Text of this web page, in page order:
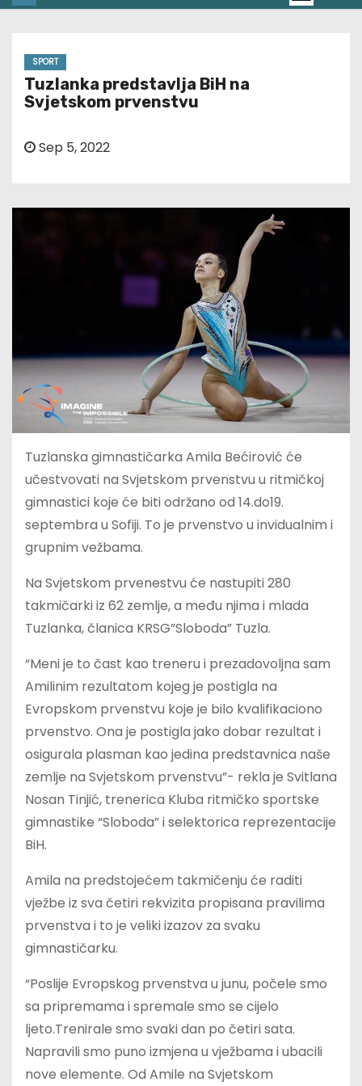
SPORT
Tuzlanka predstavlja BiH na
Svjetskom prvenstvu
Sep 5, 2022
Tuzlanska gimnastičarka Amila Bećirović će
učestvovati na Svjetskom prvenstvu u ritmičkoj
gimnastici koje će biti održano od 14.do19.
septembra u Sofiji. To je prvenstvo u invidualnim i
grupnim vežbama.
Na Svjetskom prvenestvu će nastupiti 280
takmičarki iz 62 zemlje, a među njima i mlada
Tuzlanka, članica KRSG”Sloboda” Tuzla.
“Meni je to čast kao treneru i prezadovoljna sam
Amilinim rezultatom kojeg je postigla na
Evropskom prvenstvu koje je bilo kvalifikaciono
prvenstvo. Ona je postigla jako dobar rezultat i
osigurala plasman kao jedina predstavnica naše
zemlje na Svjetskom prvenstvu”- rekla je Svitlana
Nosan Tinjić, trenerica Kluba ritmičko sportske
gimnastike “Sloboda” i selektorica reprezentacije
BiH.
Amila na predstojećem takmičenju će raditi
vježbe iz sva četiri rekvizita propisana pravilima
prvenstva i to je veliki izazov za svaku
gimnastičarku.
“Poslije Evropskog prvenstva u junu, počele smo
sa pripremama i spremale smo se cijelo
ljeto.Trenirale smo svaki dan po četiri sata.
Napravili smo puno izmjena u vježbama i ubacili
nove elemente. Od Amile na Svjetskom